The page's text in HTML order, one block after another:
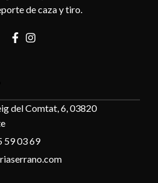
de caza y tiro.
del Comtat, 6, 03820
59 03 69